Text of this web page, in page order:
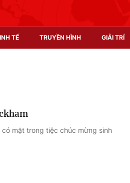
TẾ TRUYỀN HÌNH GIẢI TRÍ
có mặt trong tiệc chúc mừng sinh